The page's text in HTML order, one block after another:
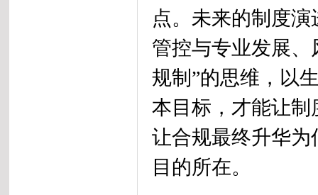
点。未来的制度
管控与专业发展
规制”的思维，以
本目标，才能让
让合规最终升华
目的所在。